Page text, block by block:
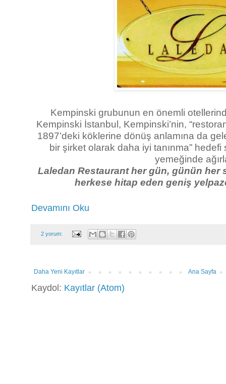
Kempinski grubunun en önemli
Kempinski İstanbul, Kempinski’nin,
1897’deki köklerine dönüş anlamına da
bir şirket olarak daha iyi tanınma”
yemeğinde
Laledan Restaurant her gün, günün her
herkese hitap eden geniş
Devamını Oku
2 yorum:
Daha Yeni Kayıtlar Ana Sayfa
Kaydol: Kayıtlar (Atom)